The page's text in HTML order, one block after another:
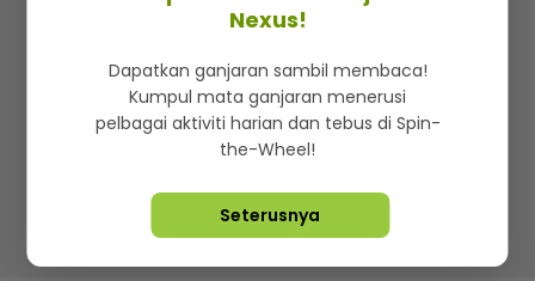
Iklan di SMG360
Terma & Syarat Dasar Privasi
Lebih hot, viral dan sensasi
Hakcipta Terpelihara ©2026. Star Media Group Berhad
Nexus!
Dapatkan ganjaran sambil membaca!
Kumpul mata ganjaran menerusi
pelbagai aktiviti harian dan tebus di Spin-
the-Wheel!
Seterusnya